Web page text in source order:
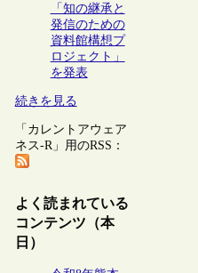
「知の継承と
発信のための
資料館構想プ
ロジェクト」
を発表
続きを見る
「カレントアウェア
ネス-R」用のRSS：
よく読まれている
コンテンツ（本
日）